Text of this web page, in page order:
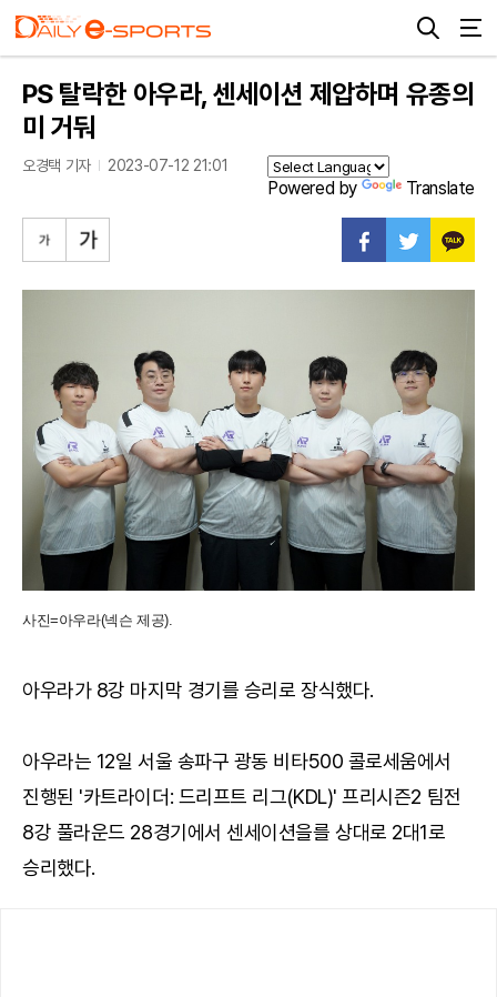
PS 탈락한 아우라, 센세이션 제압하며 유종의
미 거둬
오경택 기자 2023-07-12 21:01
Powered by Translate
사진=아우라(넥슨 제공).
아우라가 8강 마지막 경기를 승리로 장식했다.
아우라는 12일 서울 송파구 광동 비타500 콜로세움에서
진행된 '카트라이더: 드리프트 리그(KDL)' 프리시즌2 팀전
8강 풀라운드 28경기에서 센세이션을를 상대로 2대1로
승리했다.